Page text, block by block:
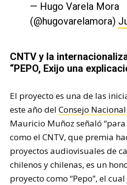
— Hugo Varela Mora
(@hugovarelamora)
CNTV y la
“PEPO, Exijo una
El proyecto es una de las
este año del Consejo
Mauricio Muñoz señaló
como el CNTV, que premia
proyectos audiovisuales de
chilenos y chilenas, es un
proyecto como “Pepo”, el